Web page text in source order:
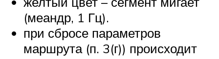
(меандр, 1 Гц).
при сбросе параметров
маршрута (п. 3(г)) происходит